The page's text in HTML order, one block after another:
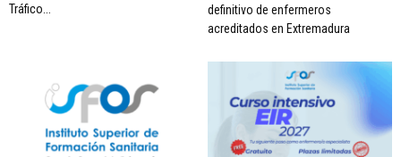
Tráfico...
definitivo de enfermeros
acreditados en Extremadura